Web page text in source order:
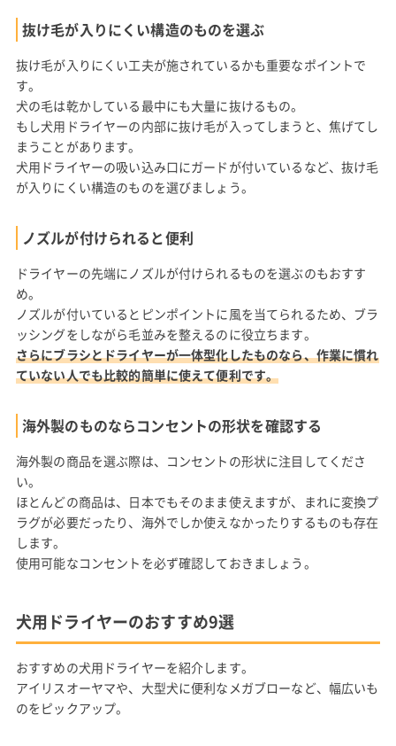
抜け毛が入りにくい構造のものを選ぶ
抜け毛が入りにくい工夫が施されているかも重要なポイントで
す。
犬の毛は乾かしている最中にも大量に抜けるもの。
もし犬用ドライヤーの内部に抜け毛が入ってしまうと、焦げてし
まうことがあります。
犬用ドライヤーの吸い込み口にガードが付いているなど、抜け毛
が入りにくい構造のものを選びましょう。
ノズルが付けられると便利
ドライヤーの先端にノズルが付けられるものを選ぶのもおすす
め。
ノズルが付いているとピンポイントに風を当てられるため、ブラ
ッシングをしながら毛並みを整えるのに役立ちます。
さらにブラシとドライヤーが一体型化したものなら、作業に慣れ
ていない人でも比較的簡単に使えて便利です。
海外製のものならコンセントの形状を確認する
海外製の商品を選ぶ際は、コンセントの形状に注目してくださ
い。
ほとんどの商品は、日本でもそのまま使えますが、まれに変換プ
ラグが必要だったり、海外でしか使えなかったりするものも存在
します。
使用可能なコンセントを必ず確認しておきましょう。
犬用ドライヤーのおすすめ9選
おすすめの犬用ドライヤーを紹介します。
アイリスオーヤマや、大型犬に便利なメガブローなど、幅広いも
のをピックアップ。